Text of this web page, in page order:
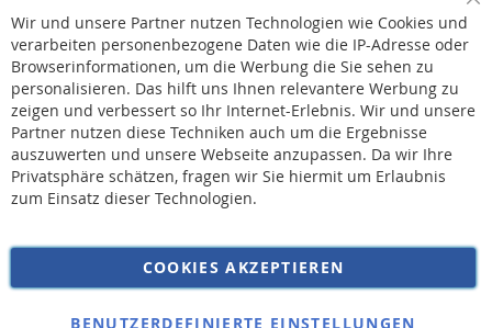
* Bei der Lieferung auf deutsche Inseln wird ein Inselzuschlag von 15,00 € auf die
Versandkosten erhoben.
AGB
Widerruf
Datenschutz
Impressum
Kontakt
Wir und unsere Partner nutzen Technologien wie Cookies und
verarbeiten personenbezogene Daten wie die IP-Adresse oder
Browserinformationen, um die Werbung die Sie sehen zu
personalisieren. Das hilft uns Ihnen relevantere Werbung zu
zeigen und verbessert so Ihr Internet-Erlebnis. Wir und unsere
Partner nutzen diese Techniken auch um die Ergebnisse
auszuwerten und unsere Webseite anzupassen. Da wir Ihre
Privatsphäre schätzen, fragen wir Sie hiermit um Erlaubnis
zum Einsatz dieser Technologien.
COOKIES AKZEPTIEREN
BENUTZERDEFINIERTE EINSTELLUNGEN